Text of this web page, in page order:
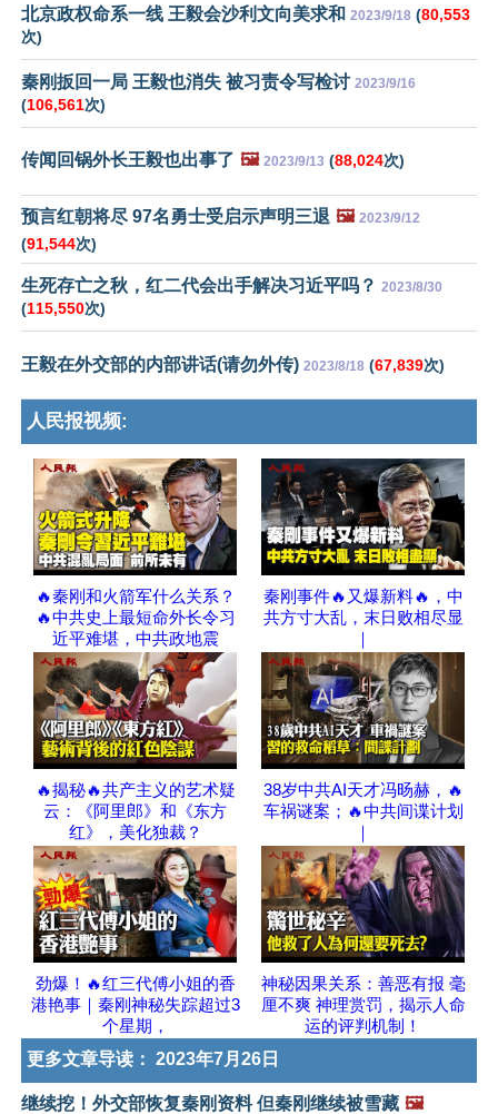
北京政权命系一线 王毅会沙利文向美求和 2023/9/18 (80,553
次)
秦刚扳回一局 王毅也消失 被习责令写检讨 2023/9/16
(106,561次)
传闻回锅外长王毅也出事了 🖼️ 2023/9/13 (88,024次)
预言红朝将尽 97名勇士受启示声明三退 🖼️ 2023/9/12
(91,544次)
生死存亡之秋，红二代会出手解决习近平吗？ 2023/8/30
(115,550次)
王毅在外交部的内部讲话(请勿外传) 2023/8/18 (67,839次)
人民报视频:
🔥秦刚和火箭军什么关系？
🔥中共史上最短命外长令习
近平难堪，中共政地震
秦刚事件🔥又爆新料🔥，中
共方寸大乱，末日败相尽显
｜
🔥揭秘🔥共产主义的艺术疑
云：《阿里郎》和《东方
红》，美化独裁？
38岁中共AI天才冯旸赫，🔥
车祸谜案；🔥中共间谍计划
｜
劲爆！🔥红三代傅小姐的香
港艳事｜秦刚神秘失踪超过3
个星期，
神秘因果关系：善恶有报 毫
厘不爽 神理赏罚，揭示人命
运的评判机制！
更多文章导读： 2023年7月26日
继续挖！外交部恢复秦刚资料 但秦刚继续被雪藏 🖼️